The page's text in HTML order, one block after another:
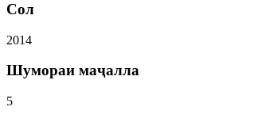
Сол
2014
Шумораи маҷалла
5